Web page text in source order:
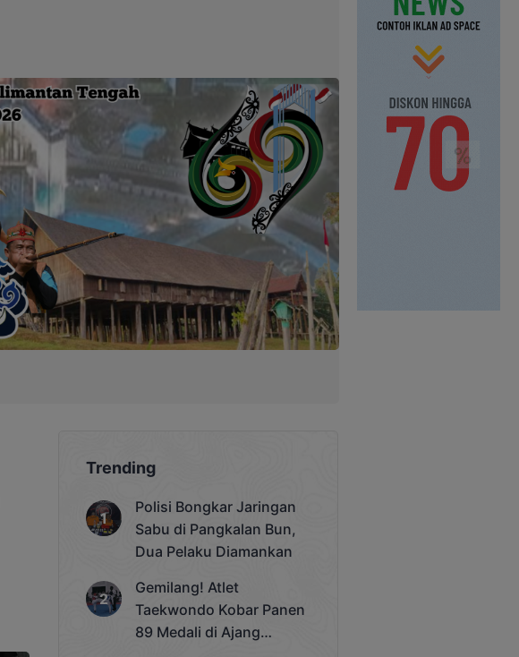
Trending
Polisi Bongkar Jaringan
Sabu di Pangkalan Bun,
Dua Pelaku Diamankan
Gemilang! Atlet
Taekwondo Kobar Panen
89 Medali di Ajang